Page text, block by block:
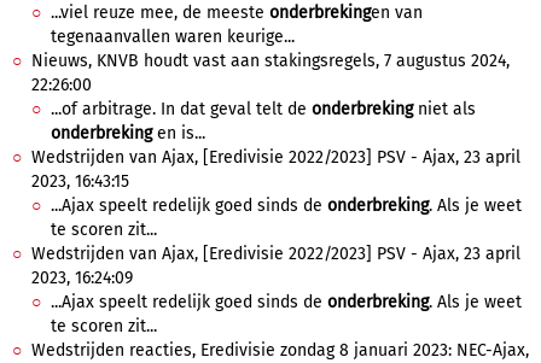
...viel reuze mee, de meeste onderbrekingen van
tegenaanvallen waren keurige...
Nieuws, KNVB houdt vast aan stakingsregels, 7 augustus 2024,
22:26:00
...of arbitrage. In dat geval telt de onderbrekingniet als
onderbrekingen is...
Wedstrijden van Ajax, [Eredivisie 2022/2023] PSV - Ajax, 23 april
2023, 16:43:15
...Ajax speelt redelijk goed sinds de onderbreking. Als je weet
te scoren zit...
Wedstrijden van Ajax, [Eredivisie 2022/2023] PSV - Ajax, 23 april
2023, 16:24:09
...Ajax speelt redelijk goed sinds de onderbreking. Als je weet
te scoren zit...
Wedstrijden reacties, Eredivisie zondag 8 januari 2023: NEC-Ajax,